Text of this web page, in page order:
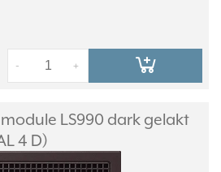
+
-
LS990 dark gelakt
4 D)